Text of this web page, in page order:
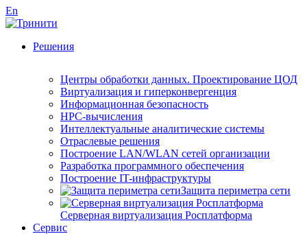
En
Решения
Центры обработки данных. Проектирование ЦОД
Виртуализация и гиперконвергенция
Информационная безопасность
HPC-вычисления
Интеллектуальные аналитические системы
Отраслевые решения
Построение LAN/WLAN сетей организации
Разработка программного обеспечения
Построение IT-инфраструктуры
Защита периметра сети
Серверная виртуализация Росплатформа
Сервис